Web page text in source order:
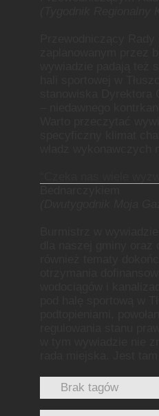
Brak tagów